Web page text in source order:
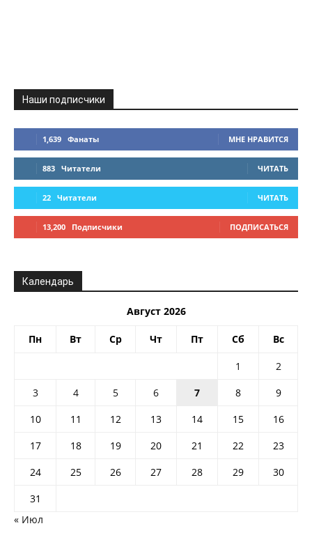
Наши подписчики
1,639 Фанаты МНЕ НРАВИТСЯ
883 Читатели ЧИТАТЬ
22 Читатели ЧИТАТЬ
13,200 Подписчики ПОДПИСАТЬСЯ
Календарь
Август 2026
Пн Вт Ср Чт Пт Сб Вс
1
2
3
4 5 6 7 8
9
10
11 12 13 14 15
16
17
18 19 20 21 22
23
24
25 26 27 28 29
30
31
« Июл